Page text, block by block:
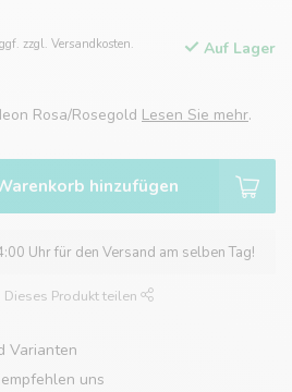
zzgl. Versandkosten.
Auf Lager
Rosa/Rosegold Lesen Sie mehr.
hinzufügen
Uhr für den Versand am selben Tag!
Dieses Produkt teilen
Varianten
uns